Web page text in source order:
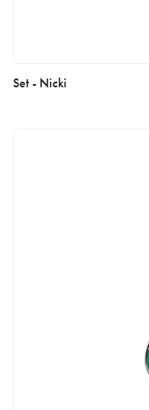
Set - Nicki